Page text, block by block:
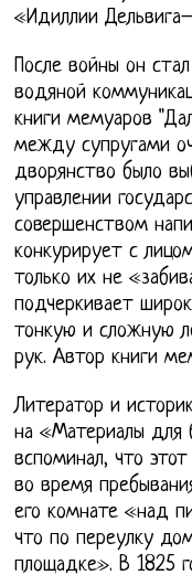
«Идиллии
После войны он
водяной
книги мемуаров
между супругами
дворянство было
управлении
совершенством
конкурирует с
только их не
подчеркивает
тонкую и сложную
рук. Автор книги
Литератор и
на «Материалы для
вспоминал, что
во время
его комнате «над
что по переулку
площадке». В 1825